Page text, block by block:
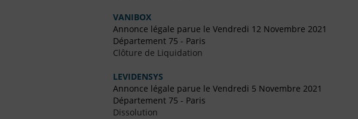
VANIBOX
Annonce légale parue le Vendredi 12 Novembre 2021
Département 75 - Paris
Clôture de Liquidation
LEVIDENSYS
Annonce légale parue le Vendredi 5 Novembre 2021
Département 75 - Paris
Dissolution